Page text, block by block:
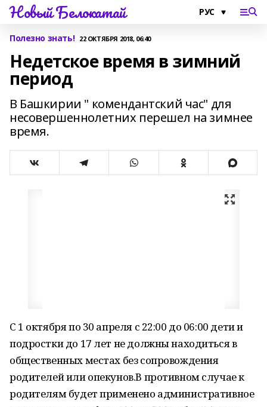
Новый Белокатай
Полезно знать! 22 ОКТЯБРЯ 2018, 06:40
Недетское время в зимний
период
В Башкирии " комендантский час" для
несовершеннолетних перешел на зимнее
время.
С 1 октября по 30 апреля с 22:00 до 06:00 дети и
подростки до 17 лет не должны находиться в
общественных местах без сопровождения
родителей или опекунов.В противном случае к
родителям будет применено административное